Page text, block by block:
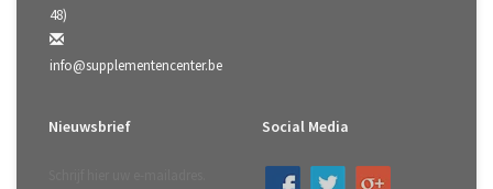
48)
info@supplementencenter.be
Nieuwsbrief Social Media